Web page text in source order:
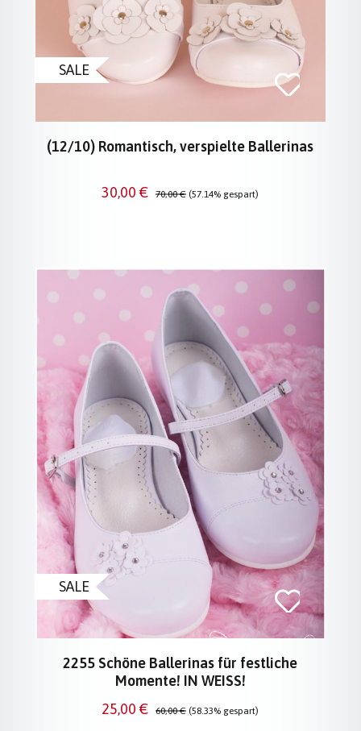
SALE
(12/10) Romantisch, verspielte Ballerinas
Verkaufspreis:
30,00 € Regulärer Preis:
70,00 € (57.14% gespart)
SALE
2255 Schöne Ballerinas für festliche
Momente! IN WEISS!
Verkaufspreis:
25,00 € Regulärer Preis:
60,00 € (58.33% gespart)